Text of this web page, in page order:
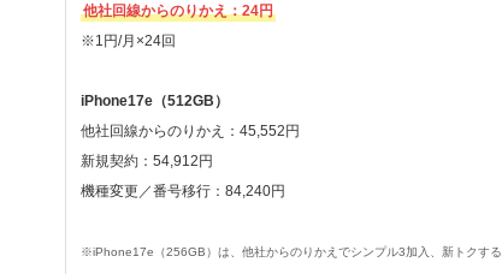
他社回線からのりかえ：24円
※1円/月×24回
iPhone17e（512GB）
他社回線からのりかえ：45,552円
新規契約：54,912円
機種変更／番号移行：84,240円
※iPhone17e（256GB）は、他社からのりかえでシンプル3加入、新トクする